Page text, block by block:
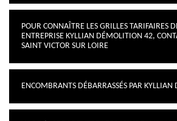
POUR CONNAÎTRE LES GRILLES TARIFAIRES
ENTREPRISE KYLLIAN DÉMOLITION 42,
SAINT VICTOR SUR LOIRE
ENCOMBRANTS DÉBARRASSÉS PAR